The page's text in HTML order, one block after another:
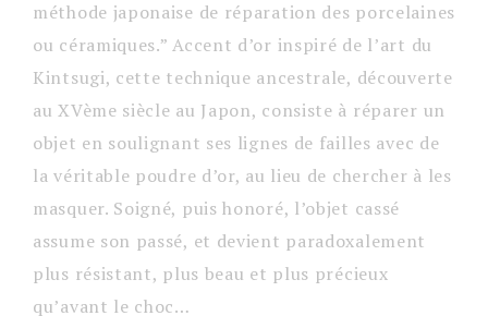
méthode japonaise de réparation des porcelaines
ou céramiques.” Accent d’or inspiré de l’art du
Kintsugi, cette technique ancestrale, découverte
au XVème siècle au Japon, consiste à réparer un
objet en soulignant ses lignes de failles avec de
la véritable poudre d’or, au lieu de chercher à les
masquer. Soigné, puis honoré, l’objet cassé
assume son passé, et devient paradoxalement
plus résistant, plus beau et plus précieux
qu’avant le choc…